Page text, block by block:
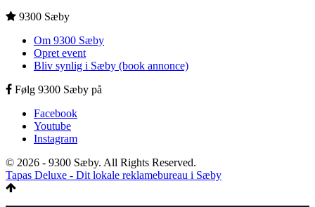
9300 Sæby
Om 9300 Sæby
Opret event
Bliv synlig i Sæby (book annonce)
Følg 9300 Sæby på
Facebook
Youtube
Instagram
© 2026 - 9300 Sæby. All Rights Reserved.
Tapas Deluxe - Dit lokale reklamebureau i Sæby